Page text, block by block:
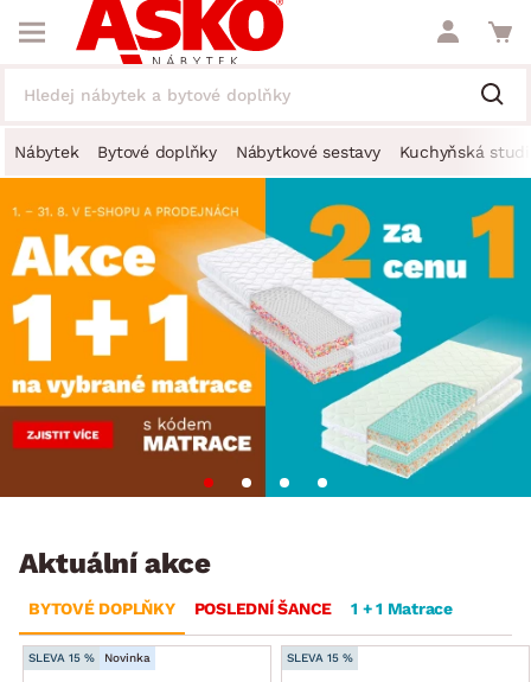
Nábytek Bytové doplňky Nábytkové sestavy Kuchyňská
Aktuální akce
BYTOVÉ DOPLŇKY POSLEDNÍ ŠANCE 1 + 1 Matrace
SLEVA 15 % Novinka SLEVA 15 %